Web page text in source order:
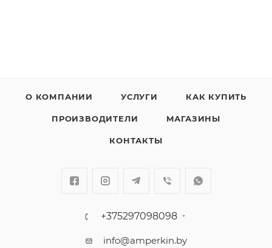
О КОМПАНИИ УСЛУГИ КАК КУПИТЬ
ПРОИЗВОДИТЕЛИ МАГАЗИНЫ
КОНТАКТЫ
+375297098098
info@amperkin.by